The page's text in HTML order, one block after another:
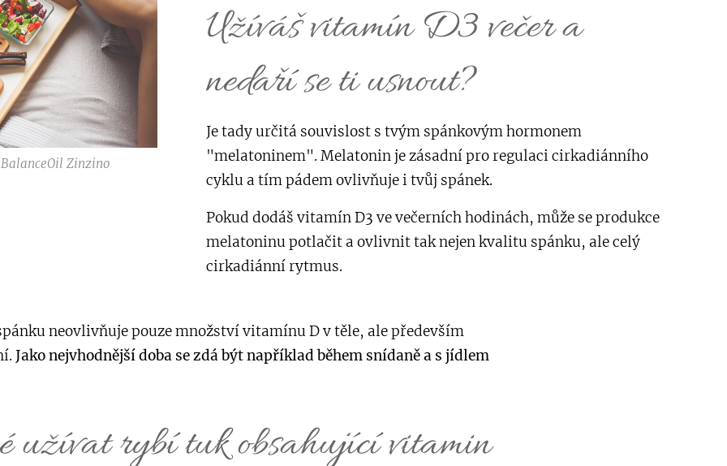
Zinzino
Užíváš vitamín D3 večer a
nedaří se ti usnout?
Je tady určitá souvislost s tvým spánkovým hormonem
"melatoninem". Melatonin je zásadní pro regulaci cirkadiánního
cyklu a tím pádem ovlivňuje i tvůj spánek.
Pokud dodáš vitamín D3 ve večerních hodinách, může se produkce
melatoninu potlačit a ovlivnit tak nejen kvalitu spánku, ale celý
cirkadiánní rytmus.
neovlivňuje pouze množství vitamínu D v těle, ale především
Jako nejvhodnější doba se zdá být například během snídaně a s jídlem
užívat rybí tuk obsahující vitamin